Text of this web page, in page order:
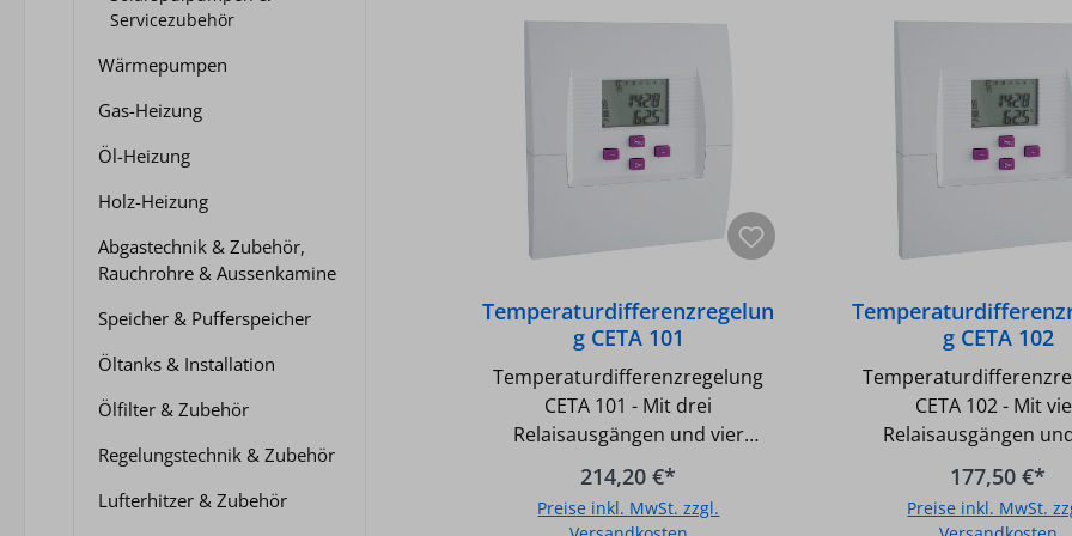
Servicezubehör
Wärmepumpen
Gas-Heizung
Öl-Heizung
Holz-Heizung
Abgastechnik & Zubehör,
Rauchrohre & Aussenkamine
Speicher & Pufferspeicher
Öltanks & Installation
Ölfilter & Zubehör
Regelungstechnik & Zubehör
Lufterhitzer & Zubehör
Temperaturdifferenzregelun
g CETA 101
Temperaturdifferenzregelung
CETA 101 - Mit drei
Relaisausgängen und vier
Fühlereingängen,
Parametrierungsmöglichkeit für
zwei getrennte
214,20 €*
Preise inkl. MwSt. zzgl.
g CETA 102
CETA 102 - Mit
Relaisausgängen
Fühlereingängen,
zwei getrennte
177,50 €*
Preise inkl. MwSt.